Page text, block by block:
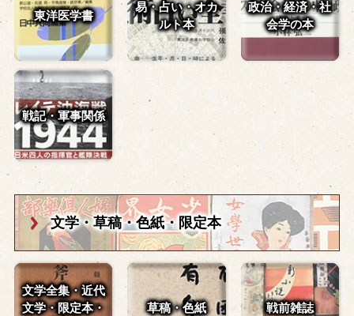
東洋医学書
易・占い・オカ
ルト本
政治・経済・社
会学の本
戦記・軍事関係
文学・草稿・色紙・限定本
文学全集・近代
文学・ 限定本・
草稿・色紙 戦前雑誌